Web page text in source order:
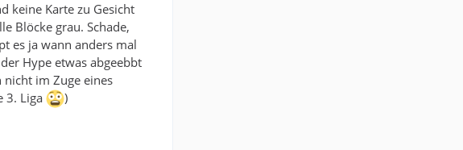
keine Karte zu Gesicht
Blöcke grau. Schade,
es ja wann anders mal
Hype etwas abgeebbt
im Zuge eines
3. Liga
)